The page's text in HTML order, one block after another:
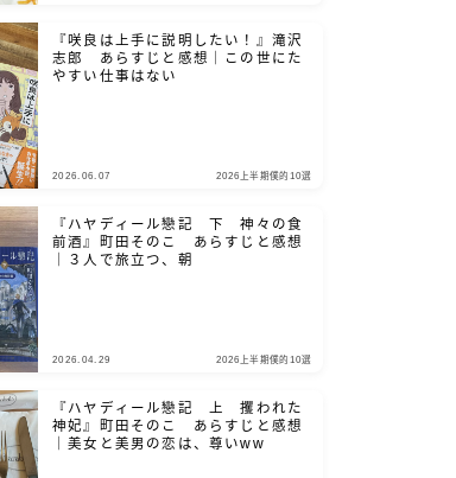
『咲良は上手に説明したい！』滝沢
志郎 あらすじと感想｜この世にた
やすい仕事はない
2026.06.07 2026上半期僕的10選
『ハヤディール戀記 下 神々の食
前酒』町田そのこ あらすじと感想
｜３人で旅立つ、朝
2026.04.29 2026上半期僕的10選
『ハヤディール戀記 上 攫われた
神妃』町田そのこ あらすじと感想
｜美女と美男の恋は、尊いww